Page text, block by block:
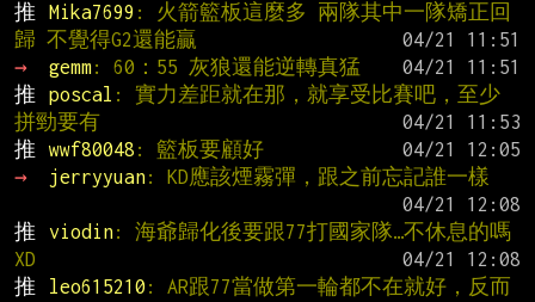
推
Mika7699 : 火箭籃板這麼多 兩隊其中一隊矯正回
歸 不覺得G2還能贏
→
gemm: 60：55 灰狼還能逆轉真猛
推
poscal : 實力差距就在那，就享受比賽吧，至少
拼勁要有
推
wwf80048 : 籃板要顧好
→
jerryyuan: KD應該煙霧彈，跟之前忘記誰一樣
推
viodin: 海爺歸化後要跟77打國家隊…不休息的嗎
XD
推
leo615210 : AR跟77當做第一輪都不在就好，反而